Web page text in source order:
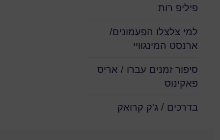
פיליפ רות
למי צלצלו הפעמונים/
ארנסט המינגוויי
סיפור זמנים עברו / אריס
פאקינוס
בדרכים / ג'ק קרואק